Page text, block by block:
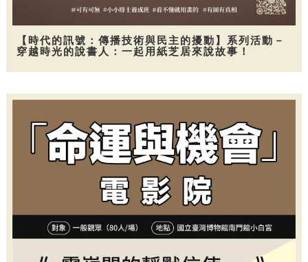
【時代的訊號：傳播技術與民主的擾動】系列活動－
穿越時光的說書人：一起用紙芝居來說故事！